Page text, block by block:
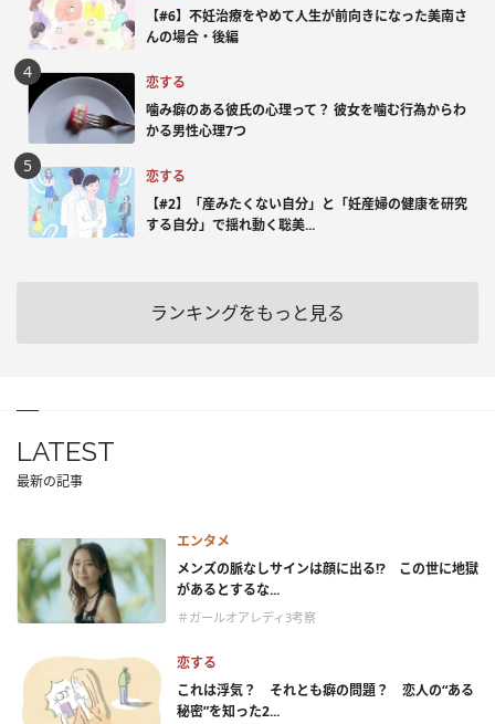
【#6】不妊治療をやめて人生が前向きになった美南さ
んの場合・後編
恋する
噛み癖のある彼氏の心理って？ 彼女を噛む行為からわ
かる男性心理7つ
恋する
【#2】「産みたくない自分」と「妊産婦の健康を研究
する自分」で揺れ動く聡美...
ランキングをもっと見る
LATEST
最新の記事
エンタメ
メンズの脈なしサインは顔に出る!? この世に地獄
があるとするな...
＃ガールオアレディ3考察
恋する
これは浮気？ それとも癖の問題？ 恋人の“ある
秘密”を知った2...